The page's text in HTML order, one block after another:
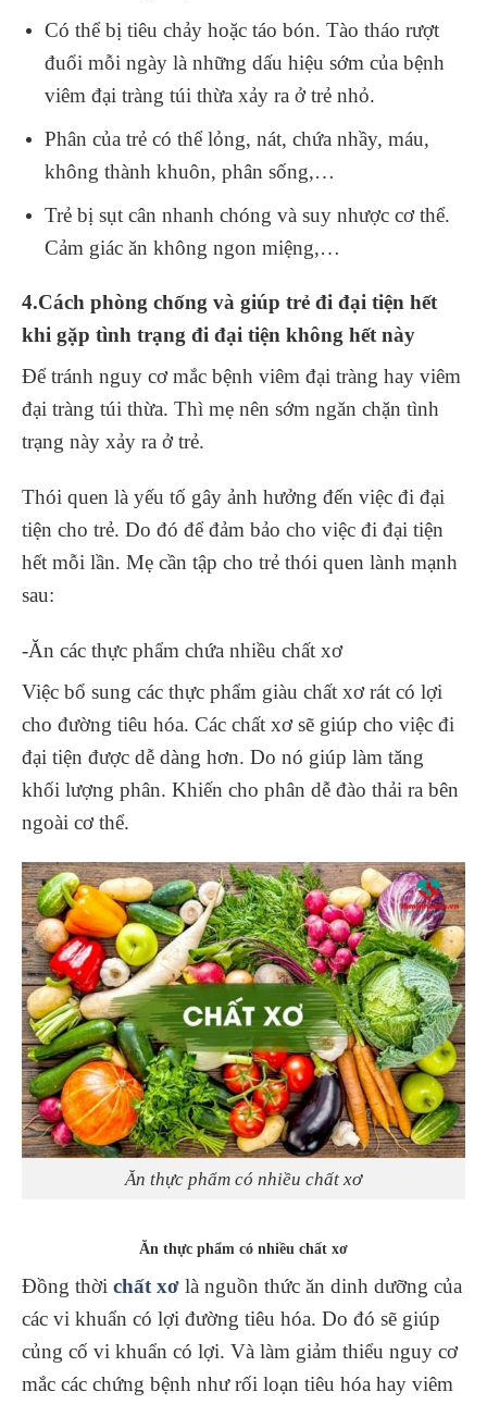
Có thể bị tiêu chảy hoặc táo bón. Tào tháo rượt
đuổi mỗi ngày là những dấu hiệu sớm của bệnh
viêm đại tràng túi thừa xảy ra ở trẻ nhỏ.
Phân của trẻ có thể lỏng, nát, chứa nhầy, máu,
không thành khuôn, phân sống,…
Trẻ bị sụt cân nhanh chóng và suy nhược cơ thể.
Cảm giác ăn không ngon miệng,…
4.Cách phòng chống và giúp trẻ đi đại tiện hết
khi gặp tình trạng đi đại tiện không hết này
Để tránh nguy cơ mắc bệnh viêm đại tràng hay viêm
đại tràng túi thừa. Thì mẹ nên sớm ngăn chặn tình
trạng này xảy ra ở trẻ.
Thói quen là yếu tố gây ảnh hưởng đến việc đi đại
tiện cho trẻ. Do đó để đảm bảo cho việc đi đại tiện
hết mỗi lần. Mẹ cần tập cho trẻ thói quen lành mạnh
sau:
-Ăn các thực phẩm chứa nhiều chất xơ
Việc bổ sung các thực phẩm giàu chất xơ rát có lợi
cho đường tiêu hóa. Các chất xơ sẽ giúp cho việc đi
đại tiện được dễ dàng hơn. Do nó giúp làm tăng
khối lượng phân. Khiến cho phân dễ đào thải ra bên
ngoài cơ thể.
Ăn thực phẩm có nhiều chất xơ
Ăn thực phẩm có nhiều chất xơ
Đồng thời chất xơ là nguồn thức ăn dinh dưỡng của
các vi khuẩn có lợi đường tiêu hóa. Do đó sẽ giúp
củng cố vi khuẩn có lợi. Và làm giảm thiểu nguy cơ
mắc các chứng bệnh như rối loạn tiêu hóa hay viêm